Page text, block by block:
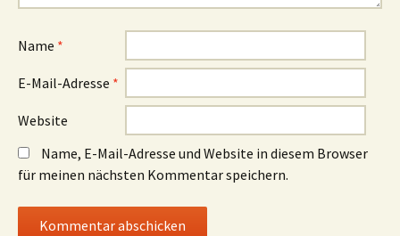
Name *
E-Mail-Adresse *
Website
Name, E-Mail-Adresse und Website in diesem Browser
für meinen nächsten Kommentar speichern.